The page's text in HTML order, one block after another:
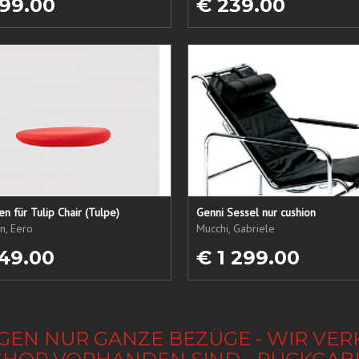
€ 239.00
für Tulip Chair (Tulpe)
Eero
Genni Sessel nur cushion
Mucchi, Gabriele
€ 1 299.00
NUR GANZE BEZÜGE - WIR